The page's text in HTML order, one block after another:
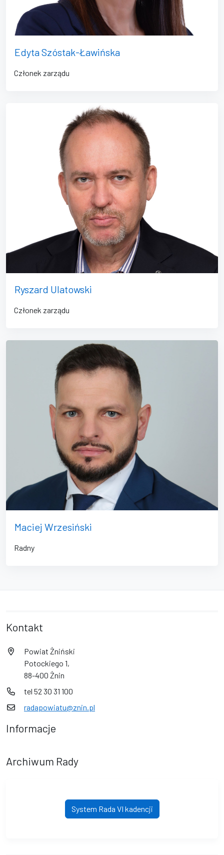
Edyta Szóstak-Ławińska
Członek zarządu
Ryszard Ulatowski
Członek zarządu
Maciej Wrzesiński
Radny
Kontakt
Powiat Żniński
Potockiego 1,
88-400 Żnin
tel 52 30 31 100
radapowiatu@znin.pl
Informacje
Archiwum Rady
System Rada VI kadencji